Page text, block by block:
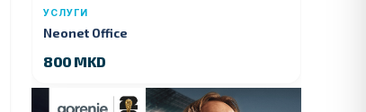
УСЛУГИ
Neonet Office
800 MKD